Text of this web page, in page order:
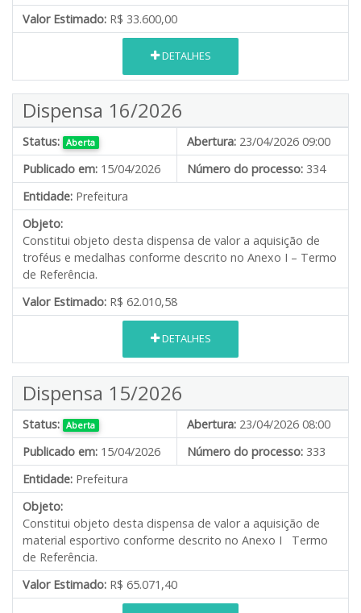
Valor Estimado: R$ 33.600,00
DETALHES
Dispensa 16/2026
Status: Aberta Abertura: 23/04/2026 09:00
Publicado em: 15/04/2026 Número do processo: 334
Entidade: Prefeitura
Objeto:
Constitui objeto desta dispensa de valor a aquisição de
troféus e medalhas conforme descrito no Anexo I – Termo
de Referência.
Valor Estimado: R$ 62.010,58
DETALHES
Dispensa 15/2026
Status: Aberta Abertura: 23/04/2026 08:00
Publicado em: 15/04/2026 Número do processo: 333
Entidade: Prefeitura
Objeto:
Constitui objeto desta dispensa de valor a aquisição de
material esportivo conforme descrito no Anexo I Termo
de Referência.
Valor Estimado: R$ 65.071,40